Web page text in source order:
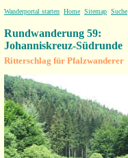
Wanderportal starten Home Sitemap Suche
Rundwanderung 59:
Johanniskreuz-Südrunde
Ritterschlag für Pfalzwanderer